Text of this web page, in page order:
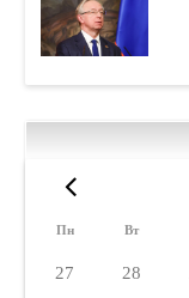
Пн Вт
27 28